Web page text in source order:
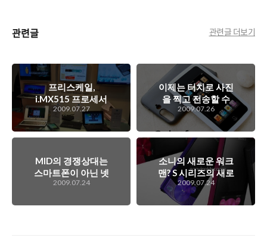
관련글 관련글 더보기
프리스케일,
i.MX515 프로세서
로 스마트북 시장을
노린다!
2009.07.27
이제는 터치로 사진
을 찍고 전송할 수
있다. 아이팟 터치 3
세대, 카메라 내장
예정!
2009.07.26
MID의 경쟁상대는
스마트폰이 아닌 넷
북이 되지 않을까?
2009.07.24
소니의 새로운 워크
맨? S 시리즈의 새로
운 라인업 제품?
2009.07.24